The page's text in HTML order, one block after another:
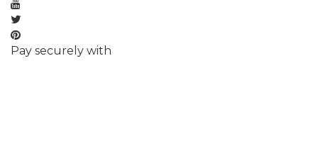
Pay securely with